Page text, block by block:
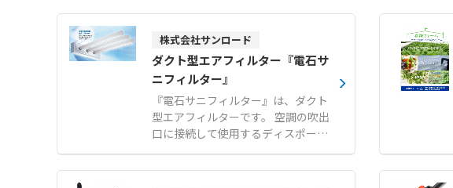
株式会社サンロード
ダクト型エアフィルター『電石サ
ニフィルター』
『電石サニフィルター』は、ダクト
型エアフィルターです。 空調の吹出
口に接続して使用するディスポーザ
ブルタイプのフィルターで、東レ株
式会社の開発によるトレミクロンを